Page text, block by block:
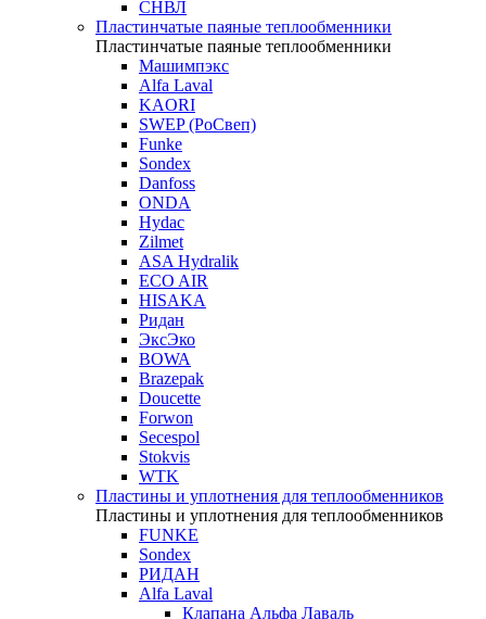
СНВЛ
Пластинчатые паяные теплообменники
Пластинчатые паяные теплообменники
Машимпэкс
Alfa Laval
KAORI
SWEP (РоСвеп)
Funke
Sondex
Danfoss
ONDA
Hydac
Zilmet
ASA Hydralik
ECO AIR
HISAKA
Ридан
ЭксЭко
BOWA
Brazepak
Doucette
Forwon
Secespol
Stokvis
WTK
Пластины и уплотнения для теплообменников
Пластины и уплотнения для теплообменников
FUNKE
Sondex
РИДАН
Alfa Laval
Клапана Альфа Лаваль